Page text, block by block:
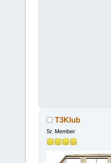
T3Klub
Sr. Member